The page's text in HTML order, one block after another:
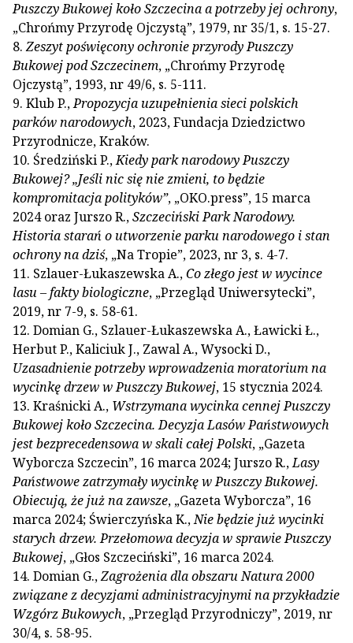
Puszczy Bukowej koło Szczecina a potrzeby jej ochrony,
„Chrońmy Przyrodę Ojczystą”, 1979, nr 35/1, s. 15-27.
8.Zeszyt poświęcony ochronie przyrody Puszczy
Bukowej pod Szczecinem, „Chrońmy Przyrodę
Ojczystą”, 1993, nr 49/6, s. 5-111.
9. Klub P.,Propozycja uzupełnienia sieci polskich
parków narodowych, 2023, Fundacja Dziedzictwo
Przyrodnicze, Kraków.
10. Średziński P.,Kiedy park narodowy Puszczy
Bukowej? „Jeśli nic się nie zmieni, to będzie
kompromitacja polityków”, „OKO.press”, 15 marca
2024 oraz Jurszo R.,Szczeciński Park Narodowy.
Historia starań o utworzenie parku narodowego i stan
ochrony na dziś, „Na Tropie”, 2023, nr 3, s. 4-7.
11. Szlauer-Łukaszewska A.,Co złego jest w wycince
lasu – fakty biologiczne, „Przegląd Uniwersytecki”,
2019, nr 7-9, s. 58-61.
12. Domian G., Szlauer-Łukaszewska A., Ławicki Ł.,
Herbut P., Kaliciuk J., Zawal A., Wysocki D.,
Uzasadnienie potrzeby wprowadzenia moratorium na
wycinkę drzew w Puszczy Bukowej, 15 stycznia 2024.
13. Kraśnicki A., Wstrzymana wycinka cennej Puszczy
Bukowej koło Szczecina. Decyzja Lasów Państwowych
jest bezprecedensowa w skali całej Polski, „Gazeta
Wyborcza Szczecin”, 16 marca 2024; Jurszo R.,Lasy
Państwowe zatrzymały wycinkę w Puszczy Bukowej.
Obiecują, że już na zawsze, „Gazeta Wyborcza”, 16
marca 2024; Świerczyńska K.,Nie będzie już wycinki
starych drzew. Przełomowa decyzja w sprawie Puszczy
Bukowej, „Głos Szczeciński”, 16 marca 2024.
14. Domian G.,Zagrożenia dla obszaru Natura 2000
związane z decyzjami administracyjnymi na przykładzie
Wzgórz Bukowych, „Przegląd Przyrodniczy”, 2019, nr
30/4, s. 58-95.